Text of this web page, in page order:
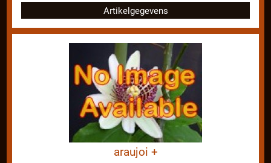
Artikelgegevens
araujoi +